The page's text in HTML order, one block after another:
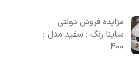
مزایده فروش دولتی
ساینا رنگ : سفید مدل :
400